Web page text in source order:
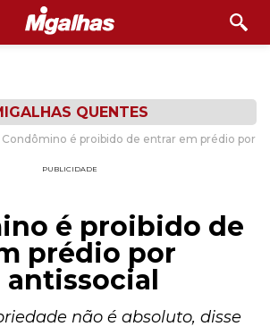
QUENTES
Condômino é proibido de entrar em prédio por
PUBLICIDADE
é proibido de
prédio por
não é absoluto, disse